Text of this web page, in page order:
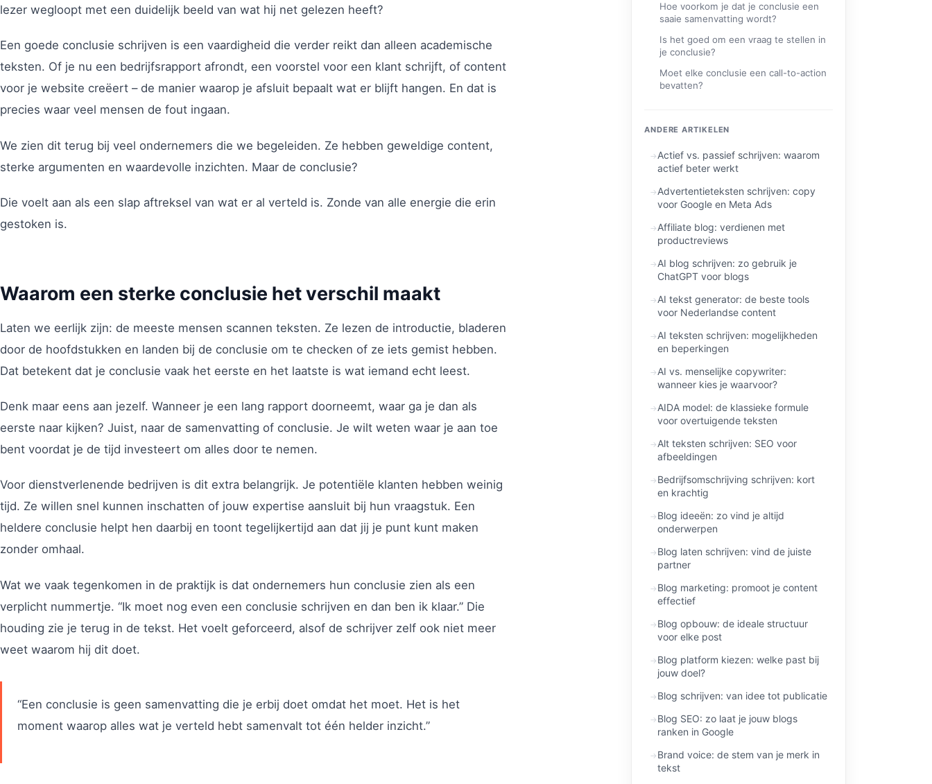
lezer wegloopt met een duidelijk beeld van wat hij net gelezen heeft?
Een goede conclusie schrijven is een vaardigheid die verder reikt dan alleen academische
teksten. Of je nu een bedrijfsrapport afrondt, een voorstel voor een klant schrijft, of content
voor je website creëert – de manier waarop je afsluit bepaalt wat er blijft hangen. En dat is
precies waar veel mensen de fout ingaan.
We zien dit terug bij veel ondernemers die we begeleiden. Ze hebben geweldige content,
sterke argumenten en waardevolle inzichten. Maar de conclusie?
Die voelt aan als een slap aftreksel van wat er al verteld is. Zonde van alle energie die erin
gestoken is.
Waarom een sterke conclusie het verschil maakt
Laten we eerlijk zijn: de meeste mensen scannen teksten. Ze lezen de introductie, bladeren
door de hoofdstukken en landen bij de conclusie om te checken of ze iets gemist hebben.
Dat betekent dat je conclusie vaak het eerste en het laatste is wat iemand echt leest.
Denk maar eens aan jezelf. Wanneer je een lang rapport doorneemt, waar ga je dan als
eerste naar kijken? Juist, naar de samenvatting of conclusie. Je wilt weten waar je aan toe
bent voordat je de tijd investeert om alles door te nemen.
Voor dienstverlenende bedrijven is dit extra belangrijk. Je potentiële klanten hebben weinig
tijd. Ze willen snel kunnen inschatten of jouw expertise aansluit bij hun vraagstuk. Een
heldere conclusie helpt hen daarbij en toont tegelijkertijd aan dat jij je punt kunt maken
zonder omhaal.
Wat we vaak tegenkomen in de praktijk is dat ondernemers hun conclusie zien als een
verplicht nummertje. “Ik moet nog even een conclusie schrijven en dan ben ik klaar.” Die
houding zie je terug in de tekst. Het voelt geforceerd, alsof de schrijver zelf ook niet meer
weet waarom hij dit doet.
“Een conclusie is geen samenvatting die je erbij doet omdat het moet. Het is het
moment waarop alles wat je verteld hebt samenvalt tot één helder inzicht.”
Hoe voorkom je dat je conclusie een
saaie samenvatting wordt?
Is het goed om een vraag te stellen in
je conclusie?
Moet elke conclusie een call-to-action
bevatten?
ANDERE ARTIKELEN
Actief vs. passief schrijven: waarom
actief beter werkt
Advertentieteksten schrijven: copy
voor Google en Meta Ads
Affiliate blog: verdienen met
productreviews
AI blog schrijven: zo gebruik je
ChatGPT voor blogs
AI tekst generator: de beste tools
voor Nederlandse content
AI teksten schrijven: mogelijkheden
en beperkingen
AI vs. menselijke copywriter:
wanneer kies je waarvoor?
AIDA model: de klassieke formule
voor overtuigende teksten
Alt teksten schrijven: SEO voor
afbeeldingen
Bedrijfsomschrijving schrijven: kort
en krachtig
Blog ideeën: zo vind je altijd
onderwerpen
Blog laten schrijven: vind de juiste
partner
Blog marketing: promoot je content
effectief
Blog opbouw: de ideale structuur
voor elke post
Blog platform kiezen: welke past bij
jouw doel?
Blog schrijven: van idee tot publicatie
Blog SEO: zo laat je jouw blogs
ranken in Google
Brand voice: de stem van je merk in
tekst